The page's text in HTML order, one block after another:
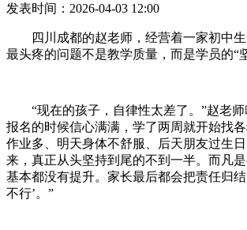
发表时间：2026-04-03 12:00
四川成都的赵老师，经营着一家初中
最头疼的问题不是教学质量，而是学员的“
“现在的孩子，自律性太差了。”赵老师
报名的时候信心满满，学了两周就开始找
作业多、明天身体不舒服、后天朋友过生
来，真正从头坚持到尾的不到一半。而凡
基本都没有提升。家长最后都会把责任归
不行’。”